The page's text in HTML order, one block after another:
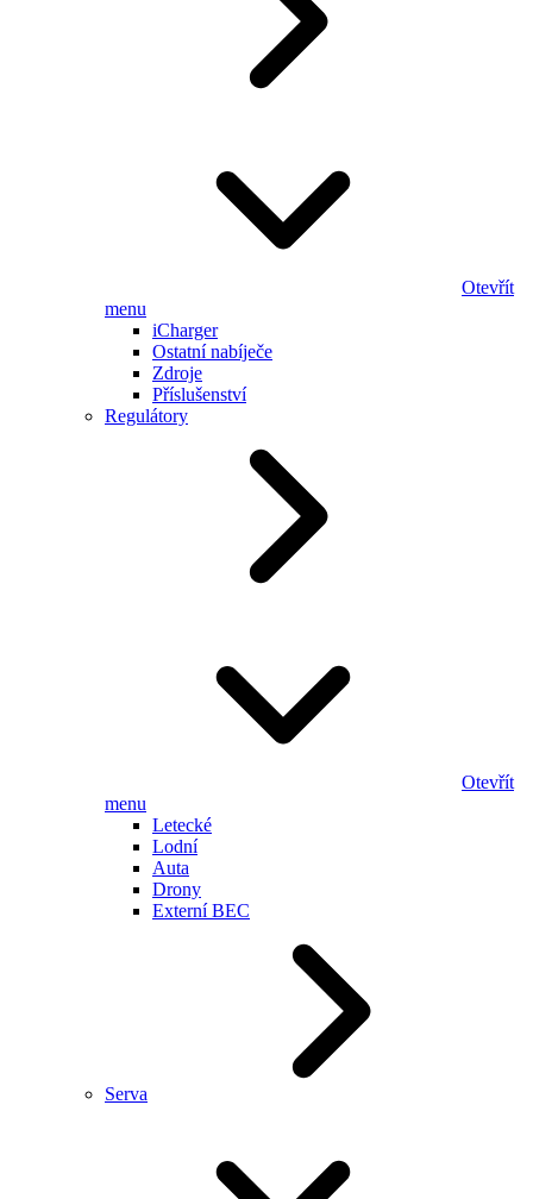
Otevřít
menu
iCharger
Ostatní nabíječe
Zdroje
Příslušenství
Regulátory
Otevřít
menu
Letecké
Lodní
Auta
Drony
Externí BEC
Serva